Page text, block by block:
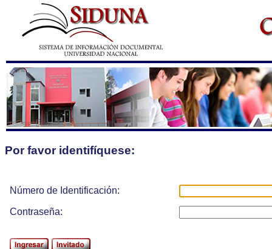
Por favor identifíquese:
Número de Identificación:
Contraseña: